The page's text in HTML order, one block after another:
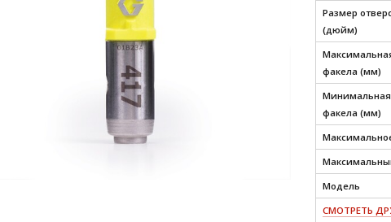
Размер
(дюйм)
факела (мм)
Минимальная
факела (мм)
Модель
СМОТРЕТЬ